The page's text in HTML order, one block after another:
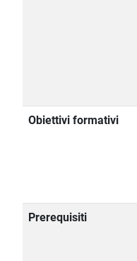
Obiettivi formativi
Prerequisiti